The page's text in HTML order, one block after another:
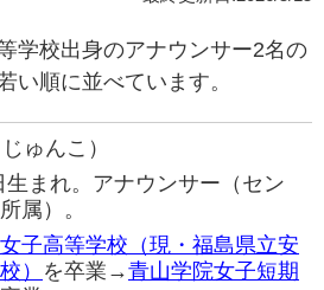
学校出身のアナウンサー2名の
い順に並べています。
ゅんこ）
生まれ。アナウンサー（セン
属）。
子高等学校（現・福島県立安
） を卒業→青山学院女子短期